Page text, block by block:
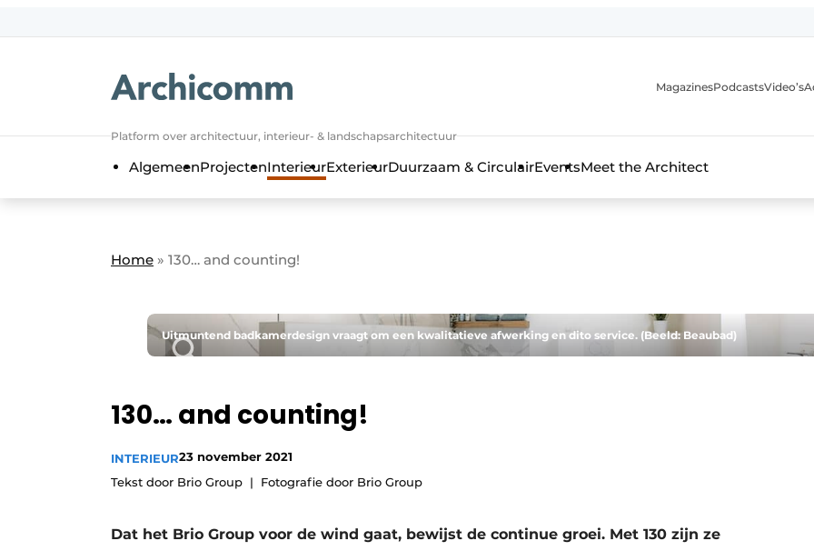
Platform over architectuur, interieur- & landschapsarchitectuur
MagazinesPodcastsVideo’s
AlgemeenProjectenInterieurExterieurDuurzaam & CirculairEventsMeet the Architect
Home » 130… and counting!
Uitmuntend badkamerdesign vraagt om een kwalitatieve afwerking en dito service. (Beeld: Beaubad)
130… and counting!
INTERIEUR23 november 2021
Tekst door Brio Group
Fotografie door Brio Group
Dat het Brio Group voor de wind gaat, bewijst de continue groei. Met 130 zijn ze